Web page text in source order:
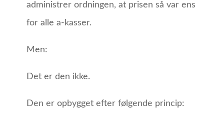
administrer ordningen, at prisen så var ens
for alle a-kasser.
Men:
Det er den ikke.
Den er opbygget efter følgende princip: